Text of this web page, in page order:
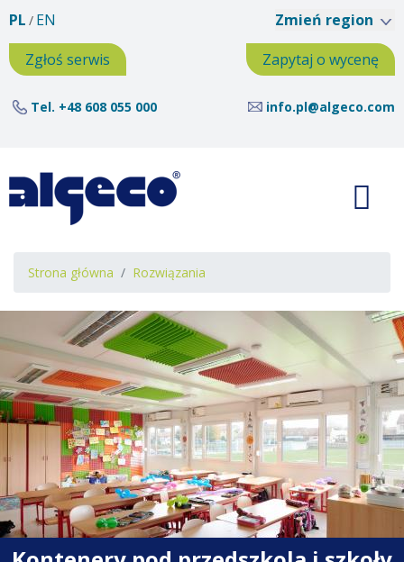
PL EN
Zgłoś serwis
Zapytaj o wycenę
Tel. +48 608 055 000 info.pl@algeco.com
Zmień region
Ścieżka
nawigacyjna
Strona główna Rozwiązania